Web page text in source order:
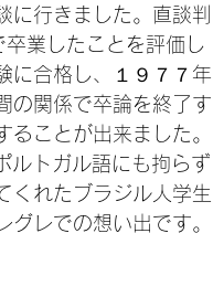
に行きました。直談判
業したことを評価し
に合格し、１９７７年
の関係で卒論を終了す
ことが出来ました。
ルトガル語にも拘らず
くれたブラジル人学生
レでの想い出です。